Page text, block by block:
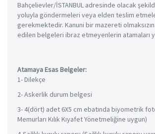
Bahçelievler/İSTANBUL adresinde olacak
yoluyla göndermeleri veya elden teslim
gerekmektedir. Kanuni bir mazereti
edilen belgeleri ibraz etmeyenlerin atamaları
Atamaya Esas Belgeler:
1- Dilekçe
2- Askerlik durum belgesi
3- 4(dört) adet 6X5 cm ebatında biyometrik
Memurları Kılık Kıyafet Yönetmeliğine uygun)